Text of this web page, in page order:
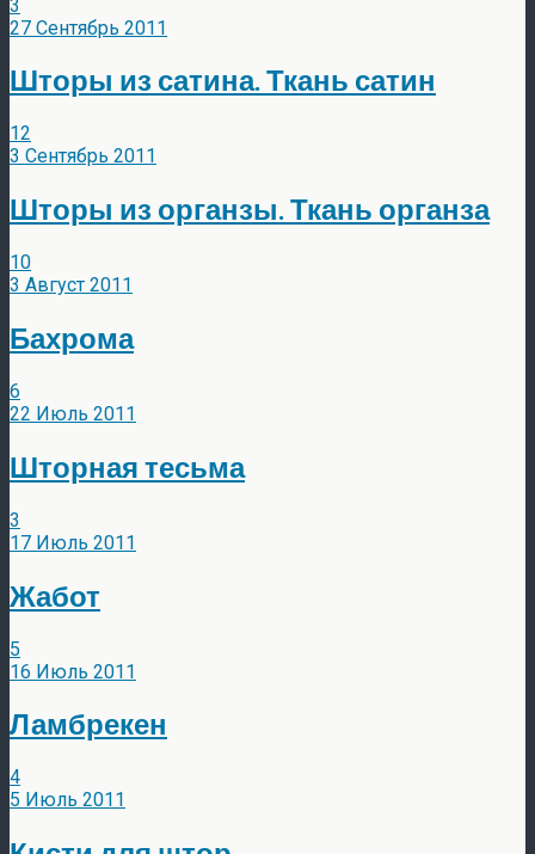
3
27 Сентябрь 2011
Шторы из сатина. Ткань сатин
12
3 Сентябрь 2011
Шторы из органзы. Ткань органза
10
3 Август 2011
Бахрома
6
22 Июль 2011
Шторная тесьма
3
17 Июль 2011
Жабот
5
16 Июль 2011
Ламбрекен
4
5 Июль 2011